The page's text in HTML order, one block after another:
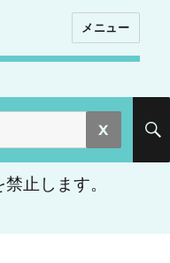
メニュー
止します。